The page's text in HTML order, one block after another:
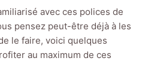
avec ces polices de
pensez peut-être déjà à les
le faire, voici quelques
au maximum de ces